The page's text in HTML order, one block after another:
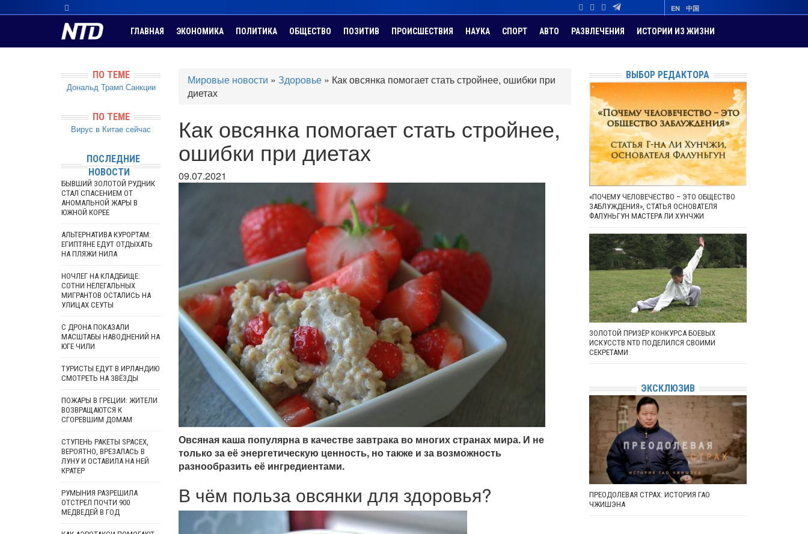
EN 中国
ГЛАВНАЯ ЭКОНОМИКА ПОЛИТИКА ОБЩЕСТВО ПОЗИТИВ ПРОИСШЕСТВИЯ НАУКА СПОРТ АВТО РАЗВЛЕЧЕНИЯ ИСТОРИИ ИЗ ЖИЗНИ
Мировые новости » Здоровье » Как овсянка помогает стать стройнее, ошибки при
диетах
Как овсянка помогает стать стройнее,
ошибки при диетах
09.07.2021
Овсяная каша популярна в качестве завтрака во многих странах мира. И не
только за её энергетическую ценность, но также и за возможность
разнообразить её ингредиентами.
В чём польза овсянки для здоровья?
ПО ТЕМЕ
Дональд Трамп Санкции
ПО ТЕМЕ
Вирус в Китае сейчас
ПОСЛЕДНИЕ
НОВОСТИ
БЫВШИЙ ЗОЛОТОЙ РУДНИК
СТАЛ СПАСЕНИЕМ ОТ
АНОМАЛЬНОЙ ЖАРЫ В
ЮЖНОЙ КОРЕЕ
АЛЬТЕРНАТИВА КУРОРТАМ:
ЕГИПТЯНЕ ЕДУТ ОТДЫХАТЬ
НА ПЛЯЖИ НИЛА
НОЧЛЕГ НА КЛАДБИЩЕ:
СОТНИ НЕЛЕГАЛЬНЫХ
МИГРАНТОВ ОСТАЛИСЬ НА
УЛИЦАХ СЕУТЫ
С ДРОНА ПОКАЗАЛИ
МАСШТАБЫ НАВОДНЕНИЙ НА
ЮГЕ ЧИЛИ
ТУРИСТЫ ЕДУТ В ИРЛАНДИЮ
СМОТРЕТЬ НА ЗВЁЗДЫ
ПОЖАРЫ В ГРЕЦИИ: ЖИТЕЛИ
ВОЗВРАЩАЮТСЯ К
СГОРЕВШИМ ДОМАМ
СТУПЕНЬ РАКЕТЫ SPACEX,
ВЕРОЯТНО, ВРЕЗАЛАСЬ В
ЛУНУ И ОСТАВИЛА НА НЕЙ
КРАТЕР
РУМЫНИЯ РАЗРЕШИЛА
ОТСТРЕЛ ПОЧТИ 900
МЕДВЕДЕЙ В ГОД
ВЫБОР РЕДАКТОРА
«ПОЧЕМУ ЧЕЛОВЕЧЕСТВО – ЭТО ОБЩЕСТВО
ЗАБЛУЖДЕНИЯ», СТАТЬЯ ОСНОВАТЕЛЯ
ФАЛУНЬГУН МАСТЕРА ЛИ ХУНЧЖИ
ЗОЛОТОЙ ПРИЗЁР КОНКУРСА БОЕВЫХ
ИСКУССТВ NTD ПОДЕЛИЛСЯ СВОИМИ
СЕКРЕТАМИ
ЭКСКЛЮЗИВ
ПРЕОДОЛЕВАЯ СТРАХ: ИСТОРИЯ ГАО
ЧЖИШЭНА